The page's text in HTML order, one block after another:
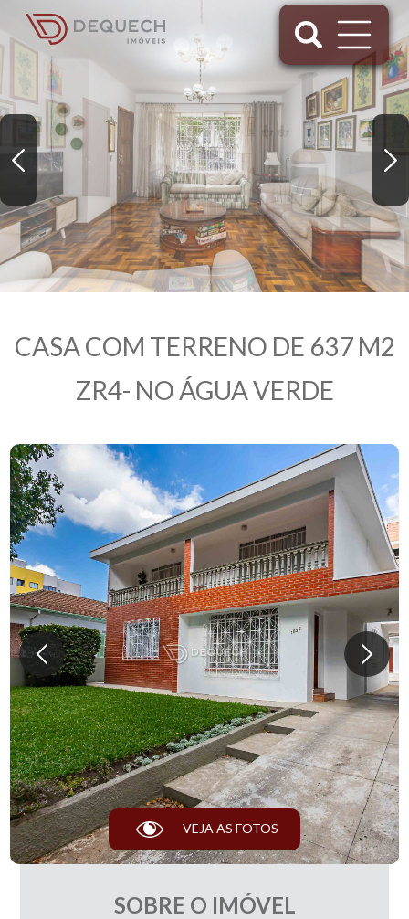
CASA COM TERRENO DE 637 M2
ZR4- NO ÁGUA VERDE
VEJA AS FOTOS
SOBRE O IMÓVEL